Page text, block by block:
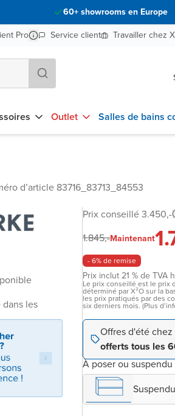
60+ showrooms en Europe
Pro
Service client Travailler chez
Outlet Salles de bains
d’article 83716_83713_84553
les
Prix conseillé 3.450,-
1.845,-Maintenant
- 6% de remise
Prix inclut 21 % de TVA
Le prix conseillé est le prix
déterminé par X²O sur la
les prix pratiqués par des
six derniers mois. (Plus
Offres d'été chez
offerts tous les
À poser ou suspendu
Suspendu